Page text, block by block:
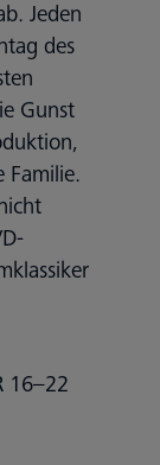
Jeden
des
Gunst
Familie.
16–22